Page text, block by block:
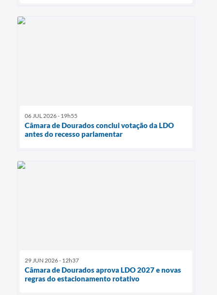
06 JUL 2026 - 19h55
Câmara de Dourados conclui votação da LDO
antes do recesso parlamentar
29 JUN 2026 - 12h37
Câmara de Dourados aprova LDO 2027 e novas
regras do estacionamento rotativo